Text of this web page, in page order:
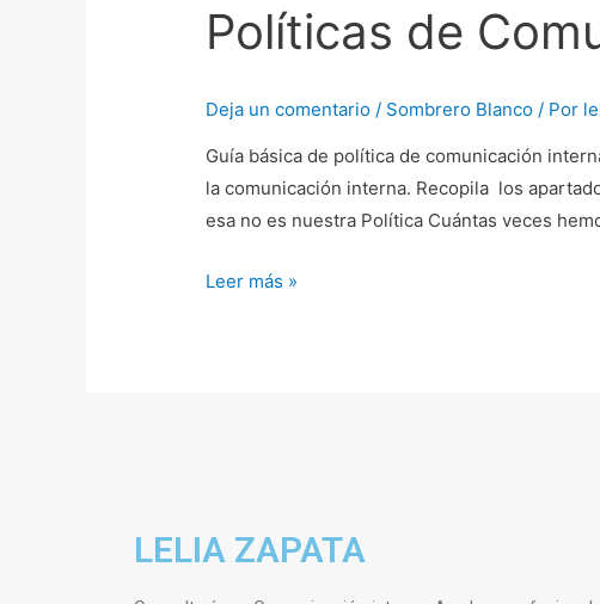
Políticas de
Deja un comentario / Sombrero Blanco / Por
Guía básica de política de comunicación
la comunicación interna. Recopila los
esa no es nuestra Política Cuántas veces
Políticas
de
interna
Leer más »
LELIA ZAPATA